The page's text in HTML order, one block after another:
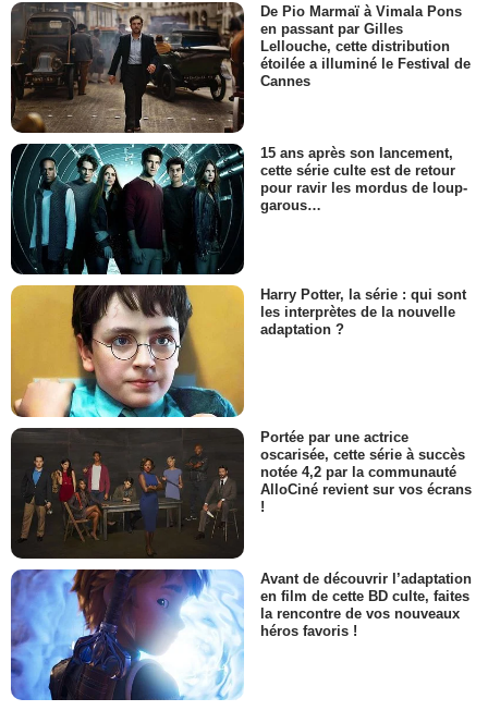
De Pio Marmaï à Vimala Pons
en passant par Gilles
Lellouche, cette distribution
étoilée a illuminé le Festival de
Cannes
15 ans après son lancement,
cette série culte est de retour
pour ravir les mordus de loup-
garous…
Harry Potter, la série : qui sont
les interprètes de la nouvelle
adaptation ?
Portée par une actrice
oscarisée, cette série à succès
notée 4,2 par la communauté
AlloCiné revient sur vos écrans
!
Avant de découvrir l’adaptation
en film de cette BD culte, faites
la rencontre de vos nouveaux
héros favoris !